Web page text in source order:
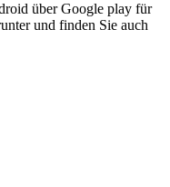
über Google play für
und finden Sie auch